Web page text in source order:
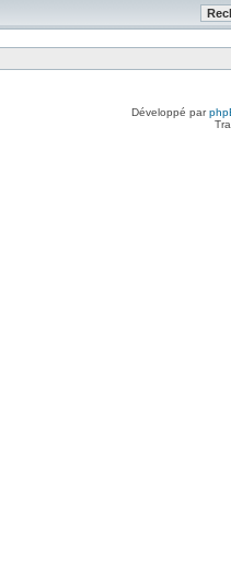
Développé par